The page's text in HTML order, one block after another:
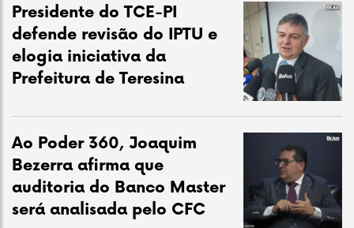
Presidente do TCE-PI
defende revisão do IPTU e
elogia iniciativa da
Prefeitura de Teresina
Ao Poder 360, Joaquim
Bezerra afirma que
auditoria do Banco Master
será analisada pelo CFC